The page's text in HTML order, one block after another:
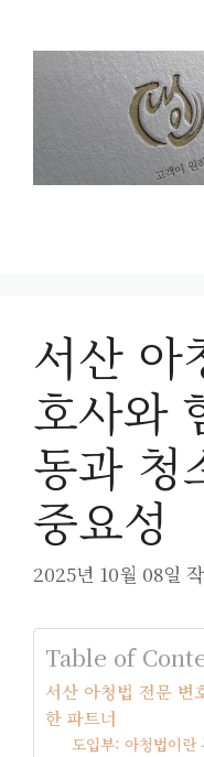
서산 아
호사와
동과 청
중요성
2025년 10월 08일
Table of
서산 아청법 전문 변
한 파트너
도입부: 아청법이란